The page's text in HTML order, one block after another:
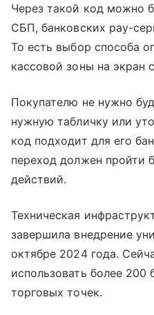
Через такой код можно
СБП, банковских pay-
То есть выбор способа
кассовой зоны на экран
Покупателю не нужно
нужную табличку или
код подходит для его
переход должен пройти
действий.
Техническая
завершила внедрение
октябре 2024 года.
использовать более 200
торговых точек.